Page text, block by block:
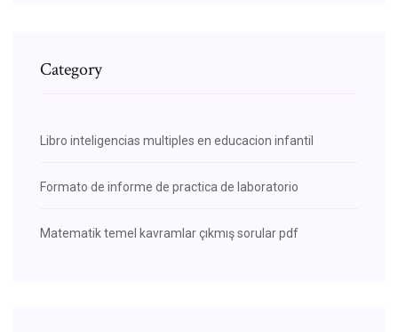
Category
Libro inteligencias multiples en educacion infantil
Formato de informe de practica de laboratorio
Matematik temel kavramlar çıkmış sorular pdf